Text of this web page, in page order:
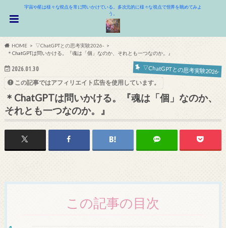
宇宙や星は様々な視点を常に問いかけている。多次元的に様々な視点で世界を眺めてみよ
う。
HOME
▽ChatGPTとの思考実験2026-
＊ChatGPTは問いかける。『魂は「個」なのか、それとも一つなのか。』
2026.01.30 ▽ChatGPTとの思考実験2026-
この記事ではアフィリエイト広告を使用しています。
＊ChatGPTは問いかける。『魂は「個」なのか、
それとも一つなのか。』
この記事の目次